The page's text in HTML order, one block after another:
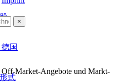
国
式
×
Market-Angebote und Markt-